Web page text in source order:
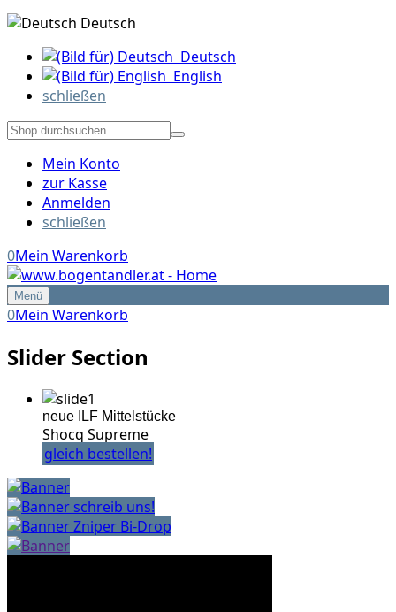
Deutsch
Deutsch
English
schließen
Mein Konto
zur Kasse
Anmelden
schließen
0Mein Warenkorb
Menü
0Mein Warenkorb
Slider Section
neue ILF Mittelstücke
Shocq Supreme
gleich bestellen!
schreib uns!
Zniper Bi-Drop